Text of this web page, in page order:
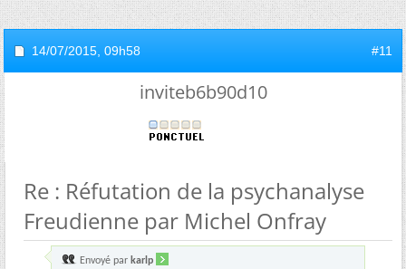
14/07/2015, 09h58 #11
inviteb6b90d10
Re : Réfutation de la psychanalyse
Freudienne par Michel Onfray
Envoyé par karlp